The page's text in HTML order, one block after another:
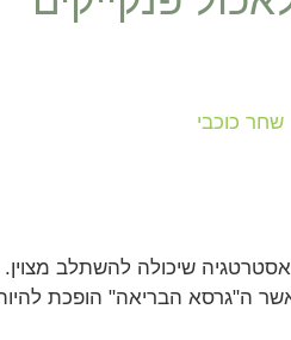
שחר כוכבי
שיכולה להשתלב מצוין.
ה"גרסא הבריאה" הופכת